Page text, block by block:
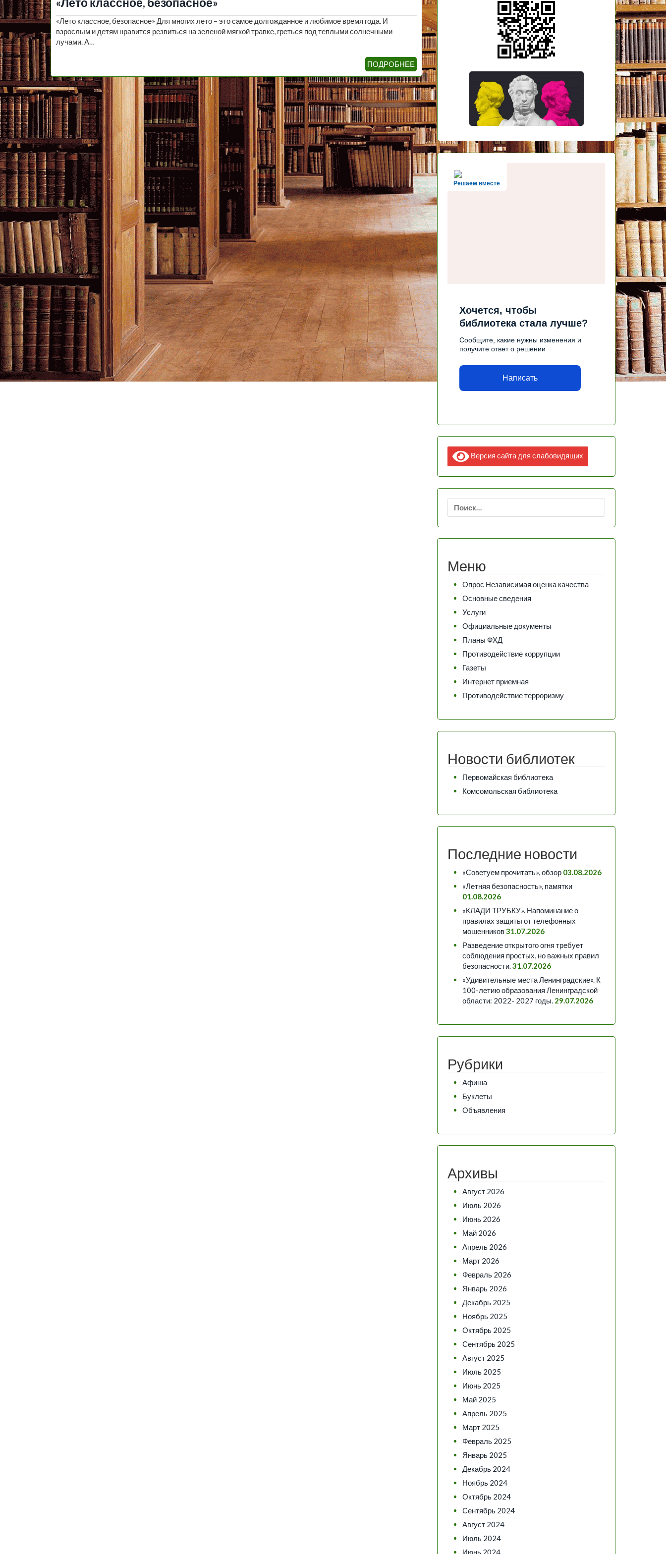
«Лето классное, безопасное»
«Лето классное, безопасное» Для многих лето – это самое долгожданное и любимое время года. И
взрослым и детям нравится резвиться на зеленой мягкой травке, греться под теплыми солнечными
лучами. А…
ПОДРОБНЕЕ
Решаем вместе
Хочется, чтобы
библиотека стала лучше?
Сообщите, какие нужны изменения и
получите ответ о решении
Написать
Версия сайта для слабовидящих
Найти:
Меню
Опрос Независимая оценка качества
Основные сведения
Услуги
Официальные документы
Планы ФХД
Противодействие коррупции
Газеты
Интернет приемная
Противодействие терроризму
Новости библиотек
Первомайская библиотека
Комсомольская библиотека
Последние новости
«Советуем прочитать», обзор 03.08.2026
«Летняя безопасность», памятки
01.08.2026
«КЛАДИ ТРУБКУ». Напоминание о
правилах защиты от телефонных
мошенников31.07.2026
Разведение открытого огня требует
соблюдения простых, но важных правил
безопасности.31.07.2026
«Удивительные места Ленинградские». К
100-летию образования Ленинградской
области: 2022- 2027 годы. 29.07.2026
Рубрики
Афиша
Буклеты
Объявления
Архивы
Август 2026
Июль 2026
Июнь 2026
Май 2026
Апрель 2026
Март 2026
Февраль 2026
Январь 2026
Декабрь 2025
Ноябрь 2025
Октябрь 2025
Сентябрь 2025
Август 2025
Июль 2025
Июнь 2025
Май 2025
Апрель 2025
Март 2025
Февраль 2025
Январь 2025
Декабрь 2024
Ноябрь 2024
Октябрь 2024
Сентябрь 2024
Август 2024
Июль 2024
Июнь 2024